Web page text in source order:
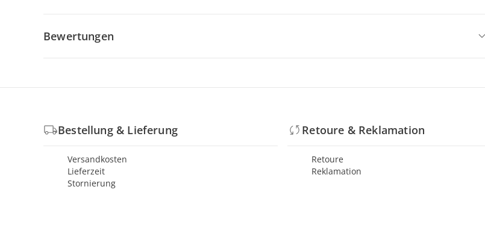
Bewertungen
Bestellung & Lieferung
Versandkosten
Lieferzeit
Stornierung
Retoure & Reklamation
Retoure
Reklamation